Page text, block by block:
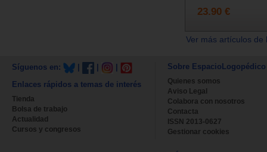
23.90 €
Ver más artículos
Síguenos en:
Enlaces rápidos a temas de interés
Tienda
Bolsa de trabajo
Actualidad
Cursos y congresos
Sobre EspacioLogopédico
Quienes somos
Aviso Legal
Colabora con nosotros
Contacta
ISSN 2013-0627
Gestionar cookies